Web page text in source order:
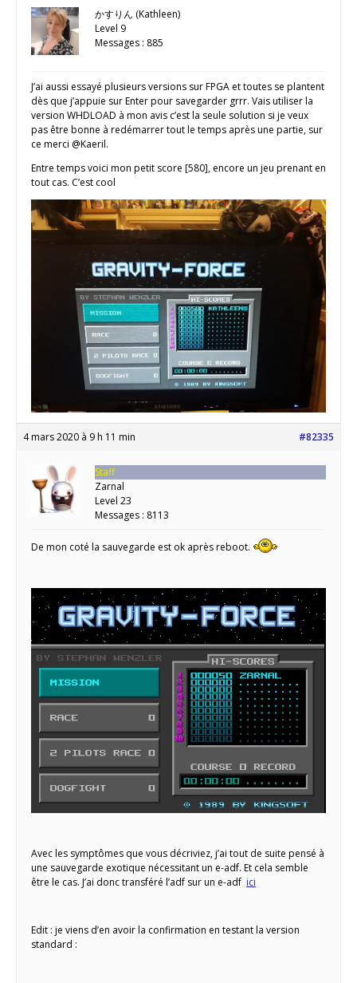
かすりん (Kathleen)
Level 9
Messages : 885
J’ai aussi essayé plusieurs versions sur FPGA et toutes se plantent
dès que j’appuie sur Enter pour savegarder grrr. Vais utiliser la
version WHDLOAD à mon avis c’est la seule solution si je veux
pas être bonne à redémarrer tout le temps après une partie, sur
ce merci @Kaeril.
Entre temps voici mon petit score [580], encore un jeu prenant en
tout cas. C’est cool
4 mars 2020 à 9 h 11 min #82335
Staff
Zarnal
Level 23
Messages : 8113
De mon coté la sauvegarde est ok après reboot.
Avec les symptômes que vous décriviez, j’ai tout de suite pensé à
une sauvegarde exotique nécessitant un e-adf. Et cela semble
être le cas. J’ai donc transféré l’adf sur un e-adf ici
Edit : je viens d’en avoir la confirmation en testant la version
standard :